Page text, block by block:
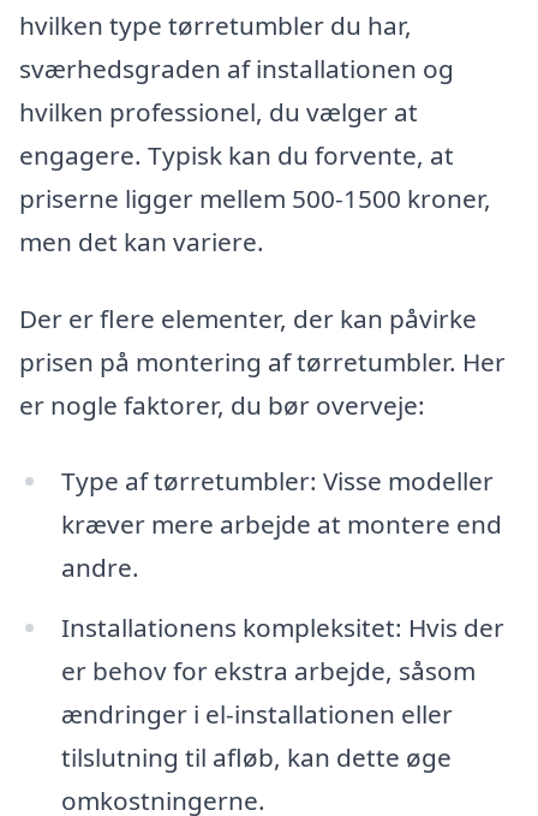
hvilken type tørretumbler du har,
sværhedsgraden af installationen og
hvilken professionel, du vælger at
engagere. Typisk kan du forvente, at
priserne ligger mellem 500-1500 kroner,
men det kan variere.
Der er flere elementer, der kan påvirke
prisen på montering af tørretumbler. Her
er nogle faktorer, du bør overveje:
Type af tørretumbler: Visse modeller
kræver mere arbejde at montere end
andre.
Installationens kompleksitet: Hvis der
er behov for ekstra arbejde, såsom
ændringer i el-installationen eller
tilslutning til afløb, kan dette øge
omkostningerne.